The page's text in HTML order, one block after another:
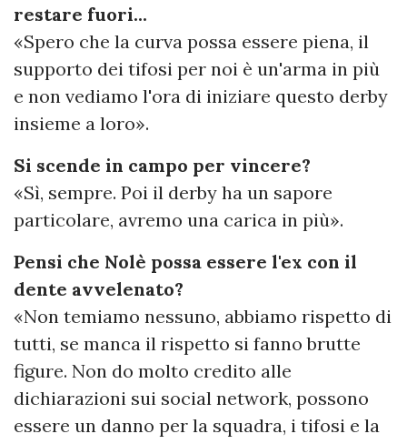
restare fuori...
«Spero che la curva possa essere piena, il
supporto dei tifosi per noi è un'arma in più
e non vediamo l'ora di iniziare questo derby
insieme a loro».
Si scende in campo per vincere?
«Sì, sempre. Poi il derby ha un sapore
particolare, avremo una carica in più».
Pensi che Nolè possa essere l'ex con il
dente avvelenato?
«Non temiamo nessuno, abbiamo rispetto di
tutti, se manca il rispetto si fanno brutte
figure. Non do molto credito alle
dichiarazioni sui social network, possono
essere un danno per la squadra, i tifosi e la